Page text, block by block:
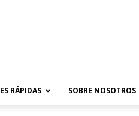
RÁPIDAS SOBRE NOSOTROS